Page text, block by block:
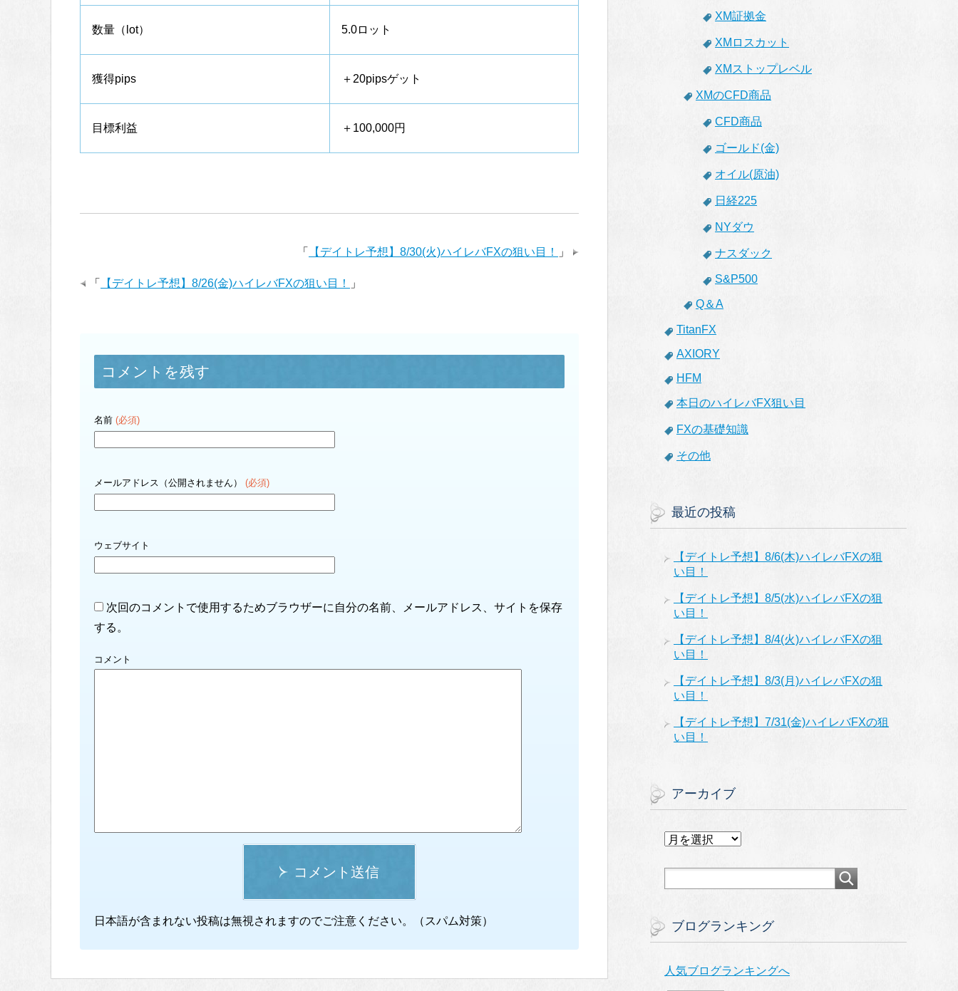
数量（lot） 5.0ロット
獲得pips ＋20pipsゲット
目標利益 ＋100,000円
「 【デイトレ予想】8/30(火)ハイレバFXの狙い目！ 」
「 【デイトレ予想】8/26(金)ハイレバFXの狙い目！ 」
コメントを残す
名前 (必須)
メールアドレス（公開されません） (必須)
ウェブサイト
次回のコメントで使用するためブラウザーに自分の名前、メールアドレス、サイトを保存
する。
コメント
コメント送信
日本語が含まれない投稿は無視されますのでご注意ください。（スパム対策）
XM証拠金
XMロスカット
XMストップレベル
XMのCFD商品
CFD商品
ゴールド(金)
オイル(原油)
日経225
NYダウ
ナスダック
S&P500
Q＆A
TitanFX
AXIORY
HFM
本日のハイレバFX狙い目
FXの基礎知識
その他
最近の投稿
【デイトレ予想】8/6(木)ハイレバFXの狙
い目！
【デイトレ予想】8/5(水)ハイレバFXの狙
い目！
【デイトレ予想】8/4(火)ハイレバFXの狙
い目！
【デイトレ予想】8/3(月)ハイレバFXの狙
い目！
【デイトレ予想】7/31(金)ハイレバFXの狙
い目！
アーカイブ
ア
カ
ブログランキング
人気ブログランキングへ